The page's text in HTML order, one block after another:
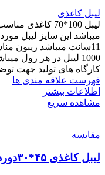
لیبل کاغذی
لیبل 100*70
میباشد این سایز لیبل
1000 لیبل در هر رول
کارگاه های تولید جهت
فهرست علاقه مندی ها
اطلاعات بیشتر
مشاهده سریع
مقایسه
لیبل کاغذی ۴۵*۳۰دوردیفه